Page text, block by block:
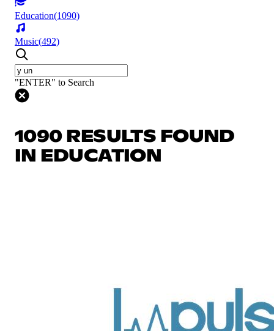
Education(1090)
Music(492)
"ENTER" to Search
1090 RESULTS FOUND
IN EDUCATION